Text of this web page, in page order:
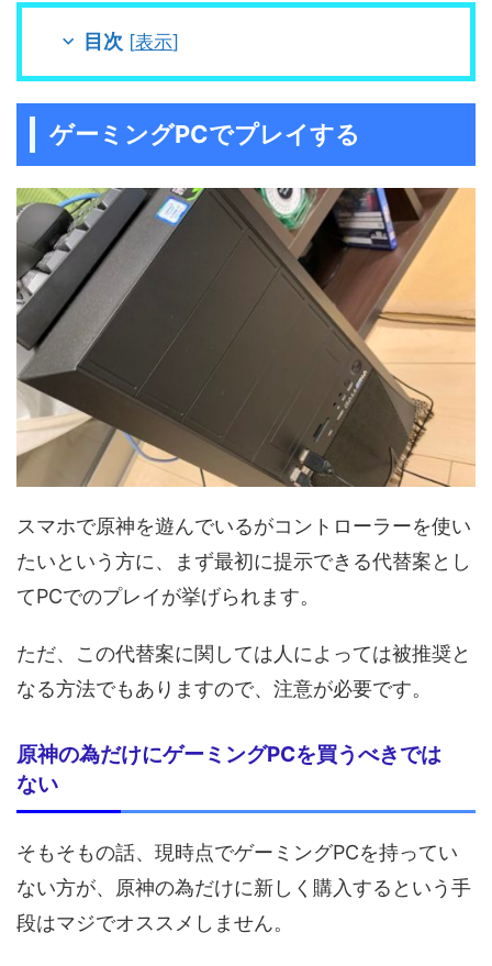
目次 [表示]
ゲーミングPCでプレイする
スマホで原神を遊んでいるがコントローラーを使い
たいという方に、まず最初に提示できる代替案とし
てPCでのプレイが挙げられます。
ただ、この代替案に関しては人によっては被推奨と
なる方法でもありますので、注意が必要です。
原神の為だけにゲーミングPCを買うべきでは
ない
そもそもの話、現時点でゲーミングPCを持ってい
ない方が、原神の為だけに新しく購入するという手
段はマジでオススメしません。